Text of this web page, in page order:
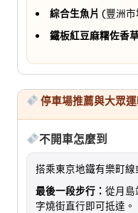
綜合生魚片 (豐洲市
鐵板紅豆麻糬佐香
停車場推薦與大眾
不開車怎麼到
搭乘東京地鐵有樂町線
最後一段步行： 從月島
字燒街直行即可抵達。